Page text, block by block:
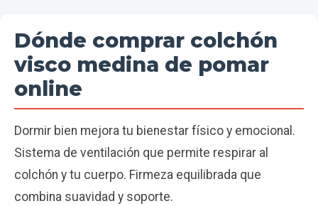
Dónde comprar colchón
visco medina de pomar
online
Dormir bien mejora tu bienestar físico y emocional.
Sistema de ventilación que permite respirar al
colchón y tu cuerpo. Firmeza equilibrada que
combina suavidad y soporte.